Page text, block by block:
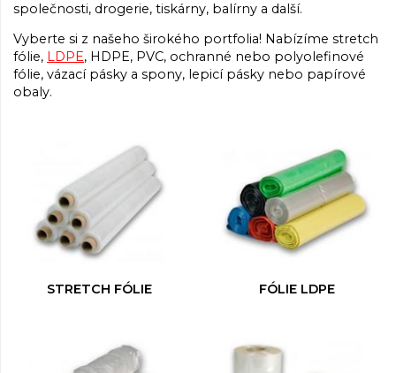
společnosti, drogerie, tiskárny, balírny a další.
Vyberte si z našeho širokého portfolia! Nabízíme stretch
fólie, LDPE, HDPE, PVC, ochranné nebo polyolefinové
fólie, vázací pásky a spony, lepicí pásky nebo papírové
obaly.
STRETCH FÓLIE FÓLIE LDPE